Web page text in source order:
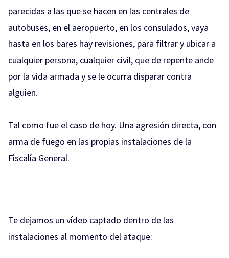
parecidas a las que se hacen en las centrales de
autobuses, en el aeropuerto, en los consulados, vaya
hasta en los bares hay revisiones, para filtrar y ubicar a
cualquier persona, cualquier civil, que de repente ande
por la vida armada y se le ocurra disparar contra
alguien.
Tal como fue el caso de hoy. Una agresión directa, con
arma de fuego en las propias instalaciones de la
Fiscalía General.
Te dejamos un vídeo captado dentro de las
instalaciones al momento del ataque: